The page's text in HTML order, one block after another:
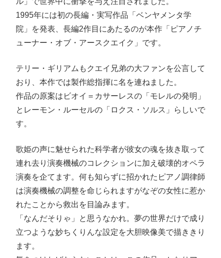
1995年には初の長編・実写作品「ベンヤメンタ学
院」を発表、長編2作目にあたるのが本作「ピアノチ
ューナー・オブ・アースクエイク」です。
テリー・ギリアムもクエイ兄弟の大ファンを公言して
おり、本作では製作総指揮に名を連ねました。
作品の原案はビオイ＝カサーレスの「モレルの発明」
とレーモン・ルーセルの「ロクス・ソルス」らしいで
す。
歌姫の声に魅せられた科学者が彼女の魂を抜き取って
連れ去り演奏機械のコレクションに加え破壊的オペラ
演奏を企てます。何も知らずに招かれたピアノ調律師
は演奏機械の調整を命じられますがなぞの女性に惹か
れたことから救出を目論みます。
「なんだそりゃ」と思うなかれ。夢の世界だけで成り
立つような妙ちくりんな設定を大胆映像美で描ききり
ます。